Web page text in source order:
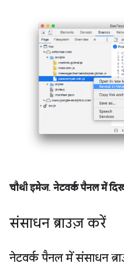
चौथी इमेज. नेटवर्क पैनल में
संसाधन ब्राउज़ करें
नेटवर्क पैनल में संसाधन